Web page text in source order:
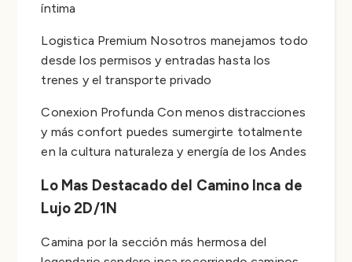
íntima
Logistica Premium Nosotros manejamos todo
desde los permisos y entradas hasta los
trenes y el transporte privado
Conexion Profunda Con menos distracciones
y más confort puedes sumergirte totalmente
en la cultura naturaleza y energía de los Andes
Lo Mas Destacado del Camino Inca de
Lujo 2D/1N
Camina por la sección más hermosa del